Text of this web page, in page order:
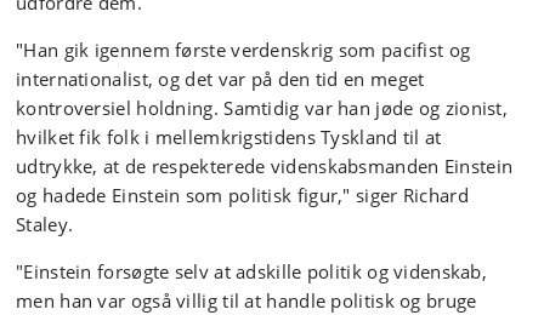
"Han gik igennem første verdenskrig som pacifist og
internationalist, og det var på den tid en meget
kontroversiel holdning. Samtidig var han jøde og zionist,
hvilket fik folk i mellemkrigstidens Tyskland til at
udtrykke, at de respekterede videnskabsmanden Einstein
og hadede Einstein som politisk figur," siger Richard
Staley.
"Einstein forsøgte selv at adskille politik og videnskab,
men han var også villig til at handle politisk og bruge